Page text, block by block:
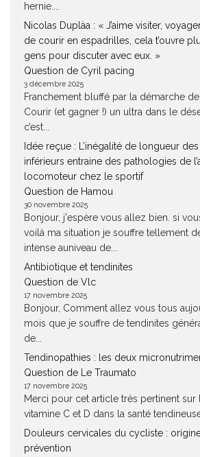
hernie....
Nicolas Duplàa : « J’aime visiter,
de courir en espadrilles, cela t’ouvre
gens pour discuter avec eux. »
Question de Cyril pacing
3 décembre 2025
Franchement bluffé par la démarche de
Courir (et gagner !) un ultra dans le
c’est...
Idée reçue : L’inégalité de longueur
inférieurs entraine des pathologies de
locomoteur chez le sportif
Question de Hamou
30 novembre 2025
Bonjour, j'espère vous allez bien. si
voilà ma situation je souffre tellement
intense auniveau de...
Antibiotique et tendinites
Question de Vlc
17 novembre 2025
Bonjour, Comment allez vous tous
mois que je souffre de tendinites
de...
Tendinopathies : les deux
Question de Le Traumato
17 novembre 2025
Merci pour cet article très pertinent sur
vitamine C et D dans la santé tendineuse.
Douleurs cervicales du cycliste :
prévention